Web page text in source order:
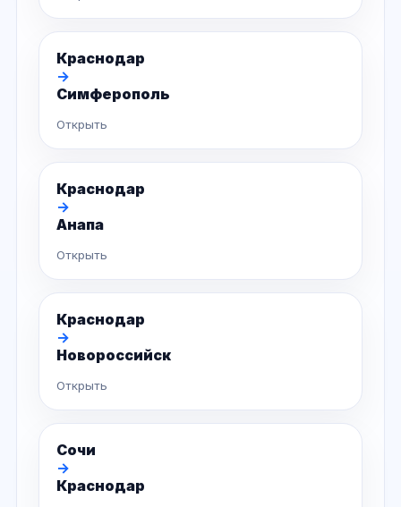
Краснодар
→
Симферополь
Открыть
Краснодар
→
Анапа
Открыть
Краснодар
→
Новороссийск
Открыть
Сочи
→
Краснодар